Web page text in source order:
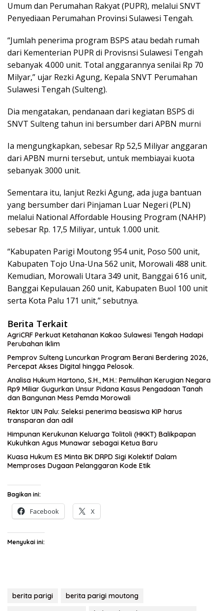
Umum dan Perumahan Rakyat (PUPR), melalui SNVT
Penyediaan Perumahan Provinsi Sulawesi Tengah.
“Jumlah penerima program BSPS atau bedah rumah
dari Kementerian PUPR di Provisnsi Sulawesi Tengah
sebanyak 4.000 unit. Total anggarannya senilai Rp 70
Milyar,” ujar Rezki Agung, Kepala SNVT Perumahan
Sulawesi Tengah (Sulteng).
Dia mengatakan, pendanaan dari kegiatan BSPS di
SNVT Sulteng tahun ini bersumber dari APBN murni
Ia mengungkapkan, sebesar Rp 52,5 Miliyar anggaran
dari APBN murni tersebut, untuk membiayai kuota
sebanyak 3000 unit.
Sementara itu, lanjut Rezki Agung, ada juga bantuan
yang bersumber dari Pinjaman Luar Negeri (PLN)
melalui National Affordable Housing Program (NAHP)
sebesar Rp. 17,5 Miliyar, untuk 1.000 unit.
“Kabupaten Parigi Moutong 954 unit, Poso 500 unit,
Kabupaten Tojo Una-Una 562 unit, Morowali 488 unit.
Kemudian, Morowali Utara 349 unit, Banggai 616 unit,
Banggai Kepulauan 260 unit, Kabupaten Buol 100 unit
serta Kota Palu 171 unit,” sebutnya.
Berita Terkait
AgriCRF Perkuat Ketahanan Kakao Sulawesi Tengah Hadapi
Perubahan Iklim
Pemprov Sulteng Luncurkan Program Berani Berdering 2026,
Percepat Akses Digital hingga Pelosok.
Analisa Hukum Hartono, S.H., M.H.: Pemulihan Kerugian Negara
Rp9 Miliar Gugurkan Unsur Pidana Kasus Pengadaan Tanah
dan Bangunan Mess Pemda Morowali
Rektor UIN Palu: Seleksi penerima beasiswa KIP harus
transparan dan adil
Himpunan Kerukunan Keluarga Tolitoli (HKKT) Balikpapan
Kukuhkan Agus Munawar sebagai Ketua Baru
Kuasa Hukum ES Minta BK DRPD Sigi Kolektif Dalam
Memproses Dugaan Pelanggaran Kode Etik
Bagikan ini:
Facebook X
Menyukai ini:
berita parigi
berita parigi moutong